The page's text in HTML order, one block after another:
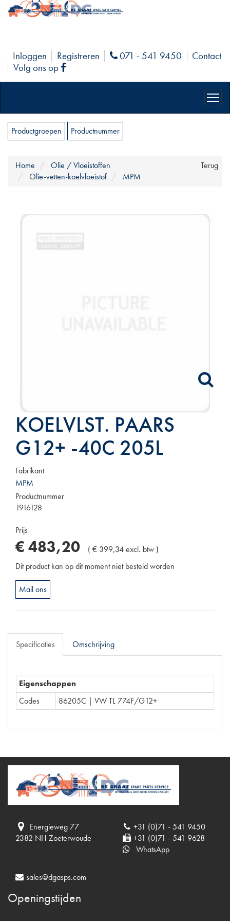
Inloggen Registreren Phone
071 - 541 9450
Contact
Volg ons op
Facebook
Productgroepen Productnummer
Terug
Home
Olie / Vloeistoffen
Olie-vetten-koelvloeistof
MPM
KOELVLST. PAARS
G12+ -40C 205L
Fabrikant
MPM
Productnummer
1916128
Prijs
€ 483,20 ( € 399,34excl. btw )
Dit product kan op dit moment niet besteld worden
Mail ons
Specificaties Omschrijving
Eigenschappen
Codes
86205C | VW TL 774F/G12+
Energieweg 77
2382 NH Zoeterwoude
+31 (0)71 - 541 9450
+31 (0)71 - 541 9628
WhatsApp
sales@dgasps.com
Openingstijden